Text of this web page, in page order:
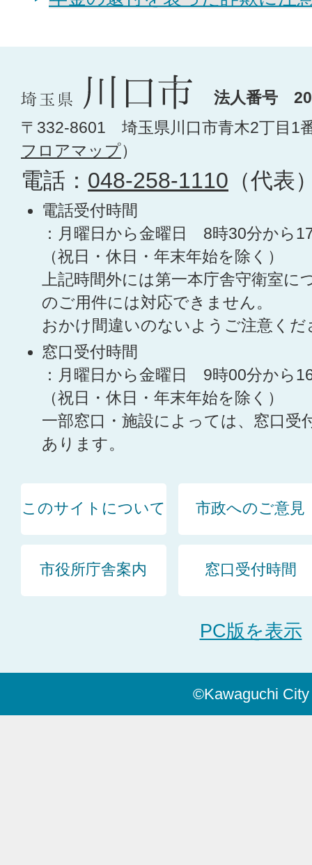
法人番号
〒332-8601 埼玉県川口市青木2丁目1
フロアマップ）
電話： 048-258-1110 （代表
電話受付時間
：月曜日から金曜日 8時30分から
（祝日・休日・年末年始を除く）
上記時間外には第一本庁舎守衛室に
のご用件には対応できません。
おかけ間違いのないようご注意くだ
窓口受付時間
：月曜日から金曜日 9時00分から
（祝日・休日・年末年始を除く）
一部窓口・施設によっては、窓口受
あります。
このサイトについて 市政へのご意見
市役所庁舎案内 窓口受付時間
PC版を表示
©Kawaguchi City